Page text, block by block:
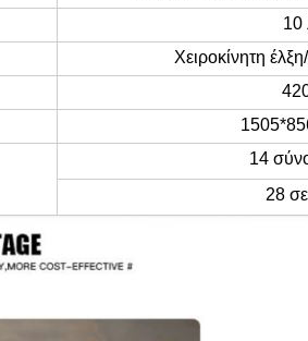
10
Χειροκίνητη
14
28